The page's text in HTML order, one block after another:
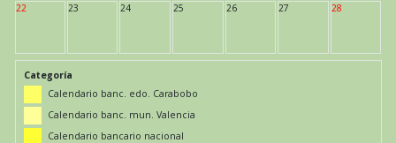
22 23 24 25 26 27 28
Categoría
Calendario banc. edo. Carabobo
Calendario banc. mun. Valencia
Calendario bancario nacional